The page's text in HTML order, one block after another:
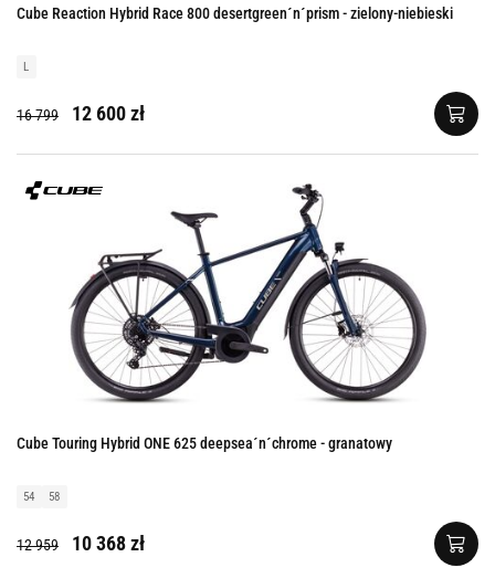
Cube Reaction Hybrid Race 800 desertgreen´n´prism - zielony-niebieski
L
16 799 12 600 zł
Cube Touring Hybrid ONE 625 deepsea´n´chrome - granatowy
54 58
12 959 10 368 zł